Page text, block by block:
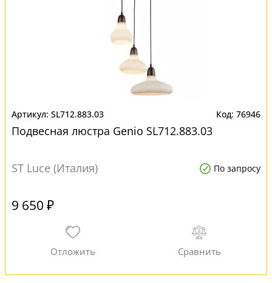
SL712.883.03 76946
Подвесная люстра Genio SL712.883.03
ST Luce (Италия) По запросу
9 650 ₽